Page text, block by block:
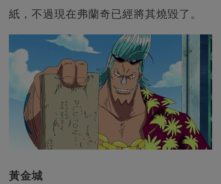
紙，不過現在弗蘭奇已經將其燒毀了。
黃金城